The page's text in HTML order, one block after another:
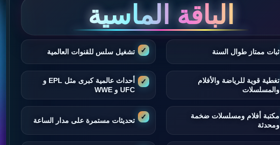
الباقة الماسية
ثبات ممتاز طوال السنة تشغيل سلس للقنوات العالمية
تغطية قوية للرياضة والأفلام
والمسلسلات
أحداث عالمية كبرى مثل EPL و
UFC و WWE
مكتبة أفلام ومسلسلات ضخمة
ومحدثة
تحديثات مستمرة على مدار الساعة